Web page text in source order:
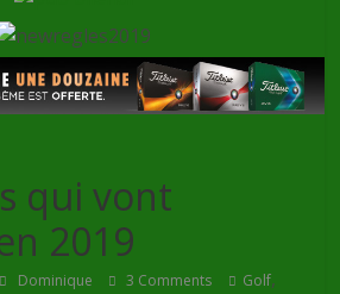
qui vont
2019
Dominique 3 Comments Golf,